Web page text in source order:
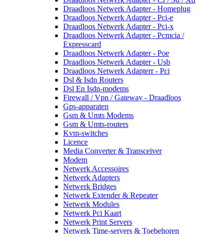
Draadloos Netwerk Adapter - Homeplug
Draadloos Netwerk Adapter - Pci-e
Draadloos Netwerk Adapter - Pci-x
Draadloos Netwerk Adapter - Pcmcia /
Expresscard
Draadloos Netwerk Adapter - Poe
Draadloos Netwerk Adapter - Usb
Draadloos Netwerk Adapterr - Pci
Dsl & Isdn Routers
Dsl En Isdn-modems
Firewall / Vpn / Gateway - Draadloos
Gps-apparaten
Gsm & Umts Modems
Gsm & Umts-routers
Kvm-switches
Licence
Media Converter & Transceiver
Modem
Netwerk Accessoires
Netwerk Adapters
Netwerk Bridges
Netwerk Extender & Repeater
Netwerk Modules
Netwerk Pci Kaart
Netwerk Print Servers
Netwerk Time-servers & Toebehoren